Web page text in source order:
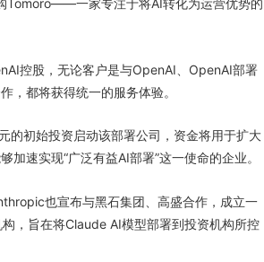
Tomoro——一家专注于将AI转化为运营优势的
控股，无论客户是与OpenAI、OpenAI部署
，都将获得统一的服务体验。
的初始投资启动该部署公司，资金将用于扩大
加速实现“广泛有益AI部署”这一使命的企业。
也宣布与黑石集团、高盛合作，成立一
，旨在将Claude AI模型部署到投资机构所控